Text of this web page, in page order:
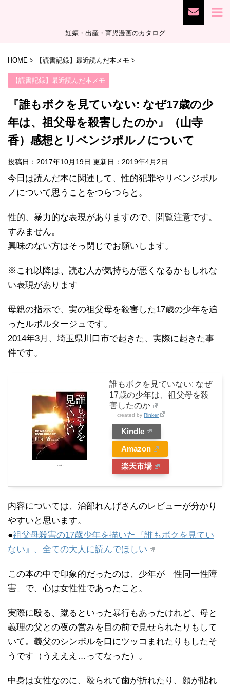
妊娠・出産・育児漫画のカタログ
HOME > 【読書記録】最近読んだ本メモ >
【読書記録】最近読んだ本メモ
『誰もボクを見ていない: なぜ17歳の少
年は、祖父母を殺害したのか』（山寺
香）感想とリベンジポルノについて
投稿日：2017年10月19日 更新日： 2019年4月2日
今日は読んだ本に関連して、性的犯罪やリベンジポル
ノについて思うことをつらつらと。
性的、暴力的な表現がありますので、閲覧注意です。
すみません。
興味のない方はそっ閉じでお願いします。
※これ以降は、読む人が気持ちが悪くなるかもしれな
い表現があります
母親の指示で、実の祖父母を殺害した17歳の少年を追
ったルポルタージュです。
2014年3月、埼玉県川口市で起きた、実際に起きた事
件です。
誰もボクを見ていない: なぜ
17歳の少年は、祖父母を殺
害したのか
created by Rinker
Kindle
Amazon
楽天市場
内容については、治部れんげさんのレビューが分かり
やすいと思います。
●祖父母殺害の17歳少年を描いた『誰もボクを見てい
ない』、全ての大人に読んでほしい
この本の中で印象的だったのは、少年が「性同一性障
害」で、心は女性性であったこと。
実際に殴る、蹴るといった暴行もあったけれど、母と
義理の父との夜の営みを目の前で見せられたりもして
いて。義父のシンボルを口にツッコまれたりもしたそ
うです（うえええ…ってなった）。
中身は女性なのに、殴られて歯が折れたり、顔が貼れ